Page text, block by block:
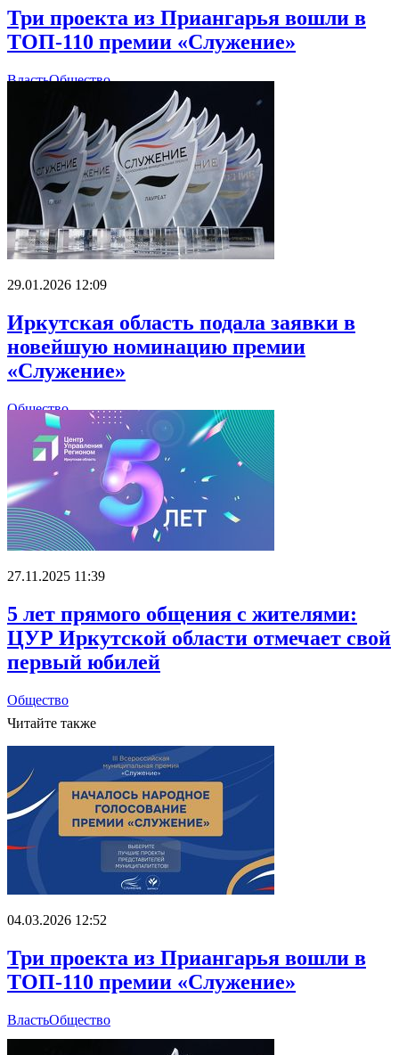
Три проекта из Приангарья вошли в
ТОП-110 премии «Служение»
ВластьОбщество
29.01.2026 12:09
Иркутская область подала заявки в
новейшую номинацию премии
«Служение»
Общество
27.11.2025 11:39
5 лет прямого общения с жителями:
ЦУР Иркутской области отмечает свой
первый юбилей
Общество
Читайте также
04.03.2026 12:52
Три проекта из Приангарья вошли в
ТОП-110 премии «Служение»
ВластьОбщество